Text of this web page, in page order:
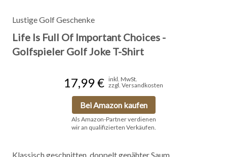
Lustige Golf Geschenke
Life Is Full Of Important Choices -
Golfspieler Golf Joke T-Shirt
17,99 € inkl. MwSt.
zzgl. Versandkosten
Bei Amazon kaufen
Als Amazon-Partner verdienen
wir an qualifizierten Verkäufen.
Klassisch geschnitten, doppelt genähter Saum.